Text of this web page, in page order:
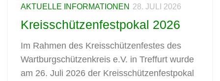
AKTUELLE INFORMATIONEN 28. JULI 2026
Kreisschützenfestpokal 2026
Im Rahmen des Kreisschützenfestes des
Wartburgschützenkreis e.V. in Treffurt wurde
am 26. Juli 2026 der Kreisschützenfestpokal